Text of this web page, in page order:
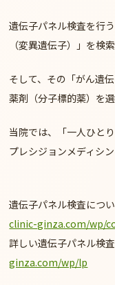
遺伝子パネル検査を行
（変異遺伝子）」を検
そして、その「がん遺
薬剤（分子標的薬）を
当院では、「一人ひと
プレシジョンメディシ
遺伝子パネル検査につ
clinic-ginza.com/wp/
詳しい遺伝子パネル検
ginza.com/wp/lp